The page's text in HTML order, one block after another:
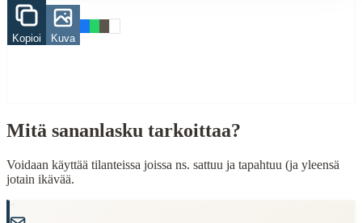
When to Use This Content
Cultural Context
Language:Finnish (suomi)
Origin:Finland
Period:
Kopioi Kuva
Mitä sananlasku tarkoittaa?
Voidaan käyttää tilanteissa joissa ns. sattuu ja tapahtuu (ja yleensä
jotain ikävää.